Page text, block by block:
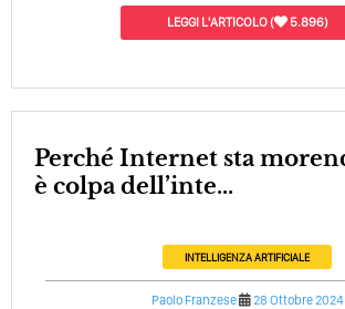
LEGGI L'ARTICOLO( 5.896)
Perché Internet sta morendo? Forse
è colpa dell’inte...
INTELLIGENZA ARTIFICIALE
Paolo Franzese 28 Ottobre 2024